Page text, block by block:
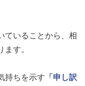
ていることから、相
す。
持ちを示す 「申し訳